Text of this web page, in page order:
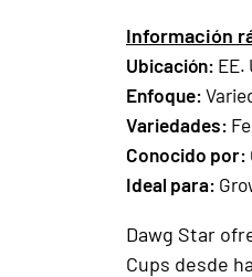
Información
Ubicación: EE.
Enfoque:
Variedades:
Conocido por:
Ideal para:
Dawg Star
Cups desde